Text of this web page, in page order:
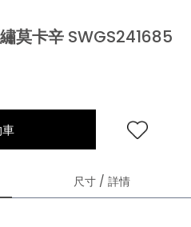
繡莫卡辛 SWGS241685
尺寸 / 詳情